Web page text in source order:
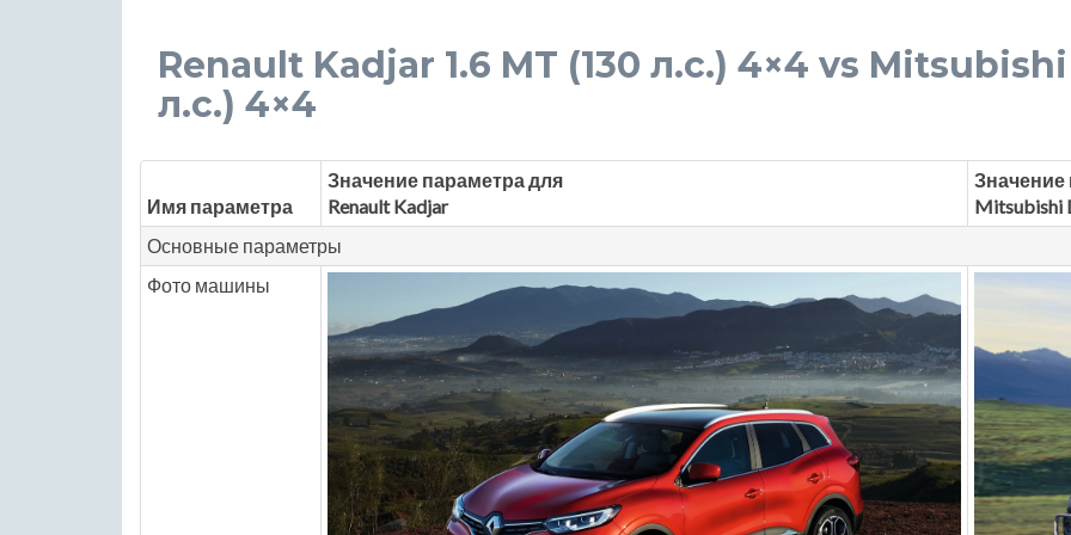
Renault Kadjar 1.6 MT (130 л.с.) 4×4 vs
л.с.) 4×4
Имя параметра
Значение параметра для
Renault Kadjar
Значение
Mitsubishi
Основные параметры
Фото машины